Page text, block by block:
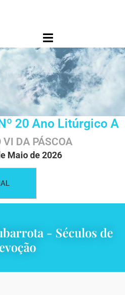
20 Ano Litúrgico A
VI DA PÁSCOA
Maio de 2026
- Séculos de